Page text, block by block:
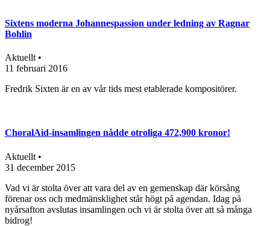
Sixtens moderna Johannespassion under ledning av Ragnar
Bohlin
Aktuellt •
11 februari 2016
Fredrik Sixten är en av vår tids mest etablerade kompositörer.
ChoralAid-insamlingen nådde otroliga 472,900 kronor!
Aktuellt •
31 december 2015
Vad vi är stolta över att vara del av en gemenskap där körsång
förenar oss och medmänsklighet står högt på agendan. Idag på
nyårsafton avslutas insamlingen och vi är stolta över att så många
bidrog!